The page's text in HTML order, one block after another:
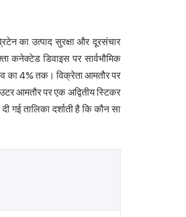
का उत्पाद सुरक्षा और दूरसंचार
डिवाइस पर सार्वभौमिक
का 4% तक। विक्रेता आमतौर पर
आमतौर पर एक अद्वितीय स्टिकर
गई तालिका दर्शाती है कि कौन सा